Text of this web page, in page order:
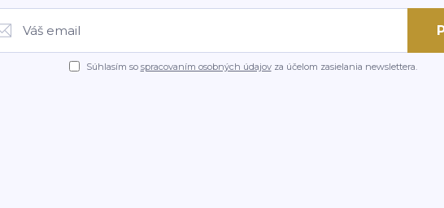
Súhlasím so spracovaním osobných údajovza účelom zasielania newslettera.